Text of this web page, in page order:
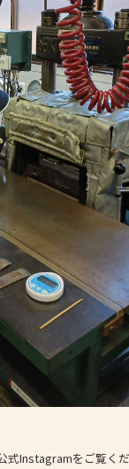
Instagramをご覧くだ